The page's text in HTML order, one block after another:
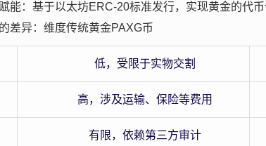
能：基于以太坊ERC-20标准发行，实现黄金的代
差异：维度传统黄金PAXG币
低，受限于实物交割
高，涉及运输、保险等费用
有限，依赖第三方审计